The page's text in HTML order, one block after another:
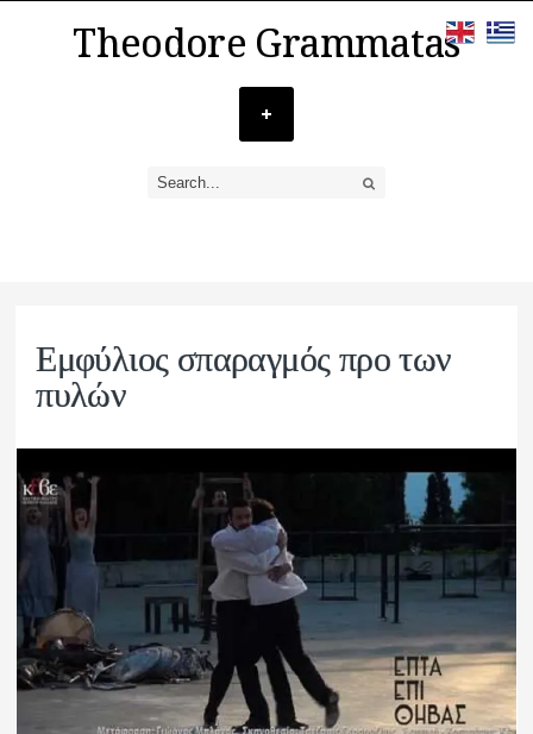
Theodore Grammatas
Εμφύλιος σπαραγμός προ των
πυλών